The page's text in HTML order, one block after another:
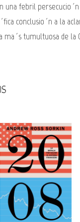
una febril
conclusio´n a la
ma´s tumultuosa de